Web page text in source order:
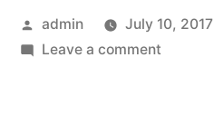
Posted
by
admin July 10, 2017
Leave a commenton